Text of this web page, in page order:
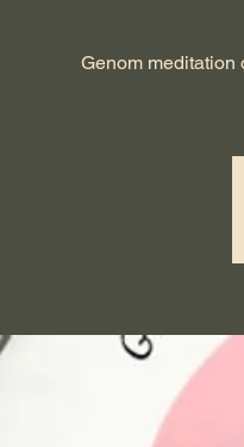
Genom meditation